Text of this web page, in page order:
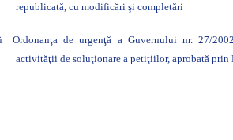
republicată, cu modificări şi completări
Ordonanţa de urgenţă a Guvernului nr. 27/
activităţii de soluţionare a petiţiilor, aprobată prin